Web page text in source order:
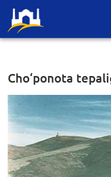
Cho‘ponota